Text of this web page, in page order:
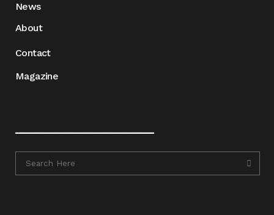
News
About
Contact
Magazine